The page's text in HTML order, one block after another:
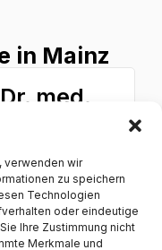
verwenden wir
zu speichern
Technologien
oder eindeutige
Ihre Zustimmung nicht
Merkmale und
in Mainz
med.
Germany